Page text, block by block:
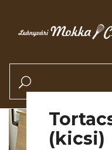
(kicsi)